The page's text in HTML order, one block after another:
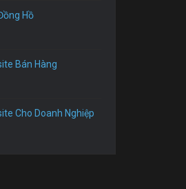
Hồ
Bán Hàng
Cho Doanh Nghiệp